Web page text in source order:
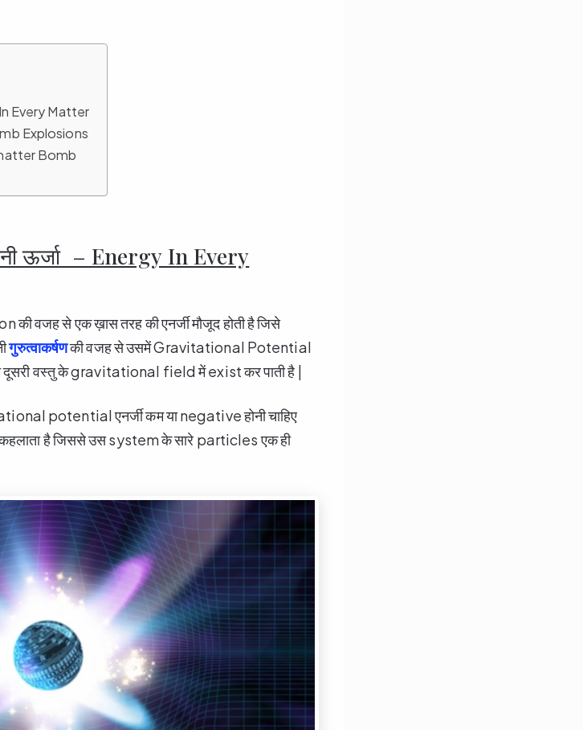
In Every Matter
Explosions
Bomb
ऊर्जा – Energy In Every
की वजह से एक ख़ास तरह की एनर्जी मौजूद होती है जिसे
गुरुत्वाकर्षणकी वजह से उसमें Gravitational Potential
दूसरी वस्तु के gravitational field में exist कर पाती है |
potential एनर्जी कम या negative होनी चाहिए
है जिससे उस system के सारे particles एक ही